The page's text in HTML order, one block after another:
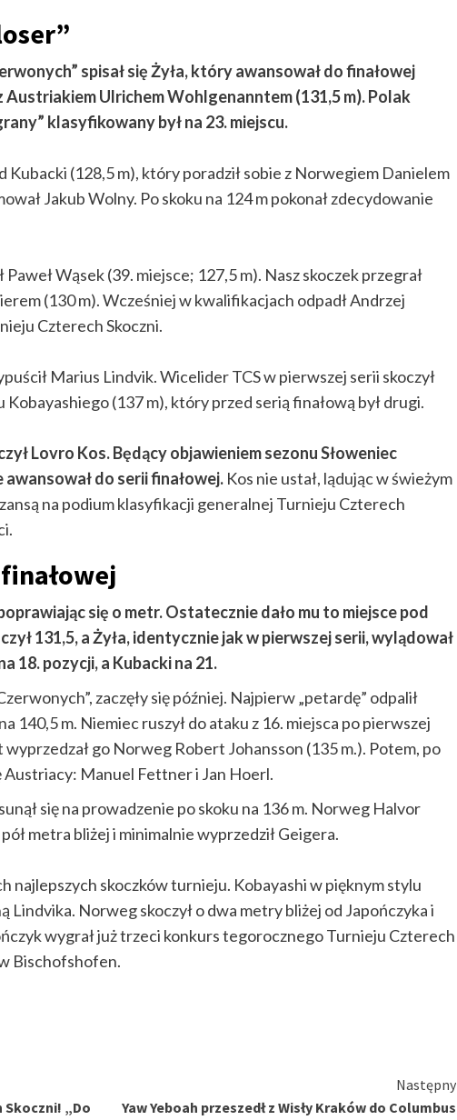
spisał się Żyła, który awansował do finałowej
Austriakiem Ulrichem Wohlgenanntem (131,5 m). Polak
klasyfikowany był na 23. miejscu.
(128,5 m), który poradził sobie z Norwegiem Danielem
Jakub Wolny. Po skoku na 124 m pokonał zdecydowanie
Wąsek (39. miejsce; 127,5 m). Nasz skoczek przegrał
(130 m). Wcześniej w kwalifikacjach odpadł Andrzej
Czterech Skoczni.
Marius Lindvik. Wicelider TCS w pierwszej serii skoczył
Kobayashiego (137 m), który przed serią finałową był drugi.
Lovro Kos. Będący objawieniem sezonu Słoweniec
awansował do serii finałowej. Kos nie ustał, lądując w świeżym
na podium klasyfikacji generalnej Turnieju Czterech
się o metr. Ostatecznie dało mu to miejsce pod
131,5, a Żyła, identycznie jak w pierwszej serii, wylądował
18. pozycji, a Kubacki na 21.
zaczęły się później. Najpierw „petardę” odpalił
140,5 m. Niemiec ruszył do ataku z 16. miejsca po pierwszej
wyprzedzał go Norweg Robert Johansson (135 m.). Potem, po
Austriacy: Manuel Fettner i Jan Hoerl.
się na prowadzenie po skoku na 136 m. Norweg Halvor
metra bliżej i minimalnie wyprzedził Geigera.
najlepszych skoczków turnieju. Kobayashi w pięknym stylu
Lindvika. Norweg skoczył o dwa metry bliżej od Japończyka i
wygrał już trzeci konkurs tegorocznego Turnieju Czterech
Bischofshofen.
„Do
Następny
Yaw Yeboah przeszedł z Wisły Kraków do Columbus